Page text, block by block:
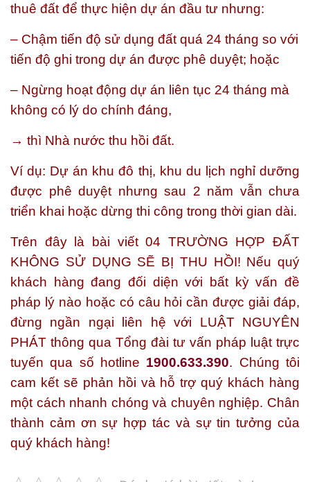
thuê đất để thực hiện dự án đầu tư nhưng:
– Chậm tiến độ sử dụng đất quá 24 tháng so với
tiến độ ghi trong dự án được phê duyệt; hoặc
– Ngừng hoạt động dự án liên tục 24 tháng mà
không có lý do chính đáng,
→ thì Nhà nước thu hồi đất.
Ví dụ: Dự án khu đô thị, khu du lịch nghỉ dưỡng
được phê duyệt nhưng sau 2 năm vẫn chưa
triển khai hoặc dừng thi công trong thời gian dài.
Trên đây là bài viết04 TRƯỜNG HỢP ĐẤT
KHÔNG SỬ DỤNG SẼ BỊ THU HỒI! Nếu quý
khách hàng đang đối diện với bất kỳ vấn đề
pháp lý nào hoặc có câu hỏi cần được giải đáp,
đừng ngần ngại liên hệ với LUẬT NGUYÊN
PHÁT thông qua Tổng đài tư vấn pháp luật trực
tuyến qua số hotline 1900.633.390. Chúng tôi
cam kết sẽ phản hồi và hỗ trợ quý khách hàng
một cách nhanh chóng và chuyên nghiệp. Chân
thành cảm ơn sự hợp tác và sự tin tưởng của
quý khách hàng!